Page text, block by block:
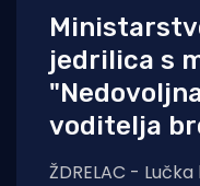
jedrilica s
voditelja
ŽDRELAC -